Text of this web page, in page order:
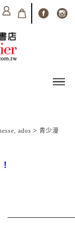
ados > 青少漫